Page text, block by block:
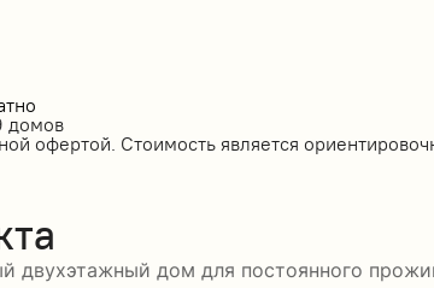
домов
офертой. Стоимость является
двухэтажный дом для постоянного